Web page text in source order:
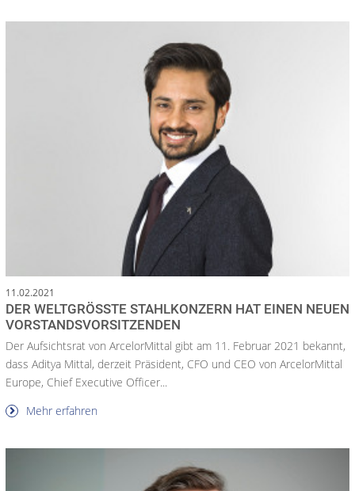
11.02.2021
DER WELTGRÖSSTE STAHLKONZERN HAT EINEN NEUEN V
ORSTANDSVORSITZENDEN
Der Aufsichtsrat von ArcelorMittal gibt am 11. Februar 2021 bekannt,
dass Aditya Mittal, derzeit Präsident, CFO und CEO von ArcelorMittal
Europe, Chief Executive Officer...
Mehr erfahren